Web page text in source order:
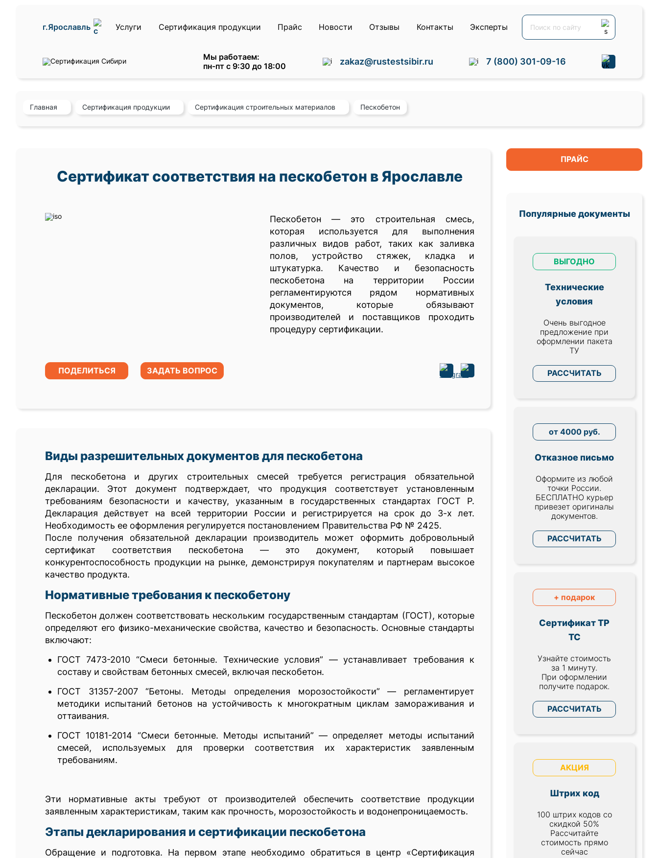
г.Ярославль Услуги Сертификация продукции Прайс Новости Отзывы Контакты Эксперты
Мы работаем:
пн-пт с 9:30 до 18:00
zakaz@rustestsibir.ru 7 (800) 301-09-16
Главная Сертификация продукции Сертификация строительных материалов Пескобетон
Сертификат соответствия на пескобетон в Ярославле
Пескобетон — это строительная смесь,
которая используется для выполнения
различных видов работ, таких как заливка
полов, устройство стяжек, кладка и
штукатурка. Качество и безопасность
пескобетона на территории России
регламентируются рядом нормативных
документов, которые обязывают
производителей и поставщиков проходить
процедуру сертификации.
ПОДЕЛИТЬСЯ ЗАДАТЬ ВОПРОС
Виды разрешительных документов для пескобетона
Для пескобетона и других строительных смесей требуется регистрация обязательной
декларации. Этот документ подтверждает, что продукция соответствует установленным
требованиям безопасности и качеству, указанным в государственных стандартах ГОСТ Р.
Декларация действует на всей территории России и регистрируется на срок до 3-х лет.
Необходимость ее оформления регулируется постановлением Правительства РФ № 2425.
После получения обязательной декларации производитель может оформить добровольный
сертификат соответствия пескобетона — это документ, который повышает
конкурентоспособность продукции на рынке, демонстрируя покупателям и партнерам высокое
качество продукта.
Нормативные требования к пескобетону
Пескобетон должен соответствовать нескольким государственным стандартам (ГОСТ), которые
определяют его физико-механические свойства, качество и безопасность. Основные стандарты
включают:
ГОСТ 7473-2010 “Смеси бетонные. Технические условия” — устанавливает требования к
составу и свойствам бетонных смесей, включая пескобетон.
ГОСТ 31357-2007 “Бетоны. Методы определения морозостойкости” — регламентирует
методики испытаний бетонов на устойчивость к многократным циклам замораживания и
оттаивания.
ГОСТ 10181-2014 “Смеси бетонные. Методы испытаний” — определяет методы испытаний
смесей, используемых для проверки соответствия их характеристик заявленным
требованиям.
Эти нормативные акты требуют от производителей обеспечить соответствие продукции
заявленным характеристикам, таким как прочность, морозостойкость и водонепроницаемость.
Этапы декларирования и сертификации пескобетона
Обращение и подготовка. На первом этапе необходимо обратиться в центр «Сертификация
ПРАЙС
Популярные документы
Технические
условия
ВЫГОДНО
Очень выгодное
предложение при
оформлении пакета
ТУ
РАССЧИТАТЬ
Отказное письмо
от 4000 руб.
Оформите из любой
точки России.
БЕСПЛАТНО курьер
привезет оригиналы
документов.
РАССЧИТАТЬ
Сертификат ТР
ТС
+ подарок
Узнайте стоимость
за 1 минуту.
При оформлении
получите подарок.
РАССЧИТАТЬ
Штрих код
АКЦИЯ
100 штрих кодов со
скидкой 50%
Рассчитайте
стоимость прямо
сейчас